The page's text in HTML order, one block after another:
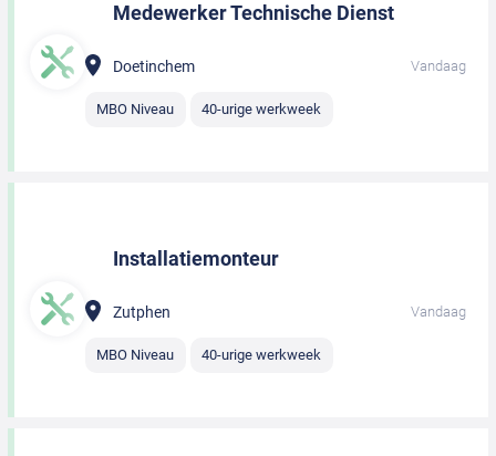
Medewerker Technische Dienst
Doetinchem Vandaag
MBO Niveau 40-urige werkweek
Installatiemonteur
Zutphen Vandaag
MBO Niveau 40-urige werkweek